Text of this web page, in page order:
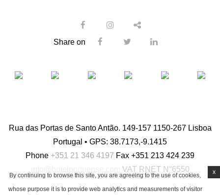
Share on
Rua das Portas de Santo Antão. 149-157 1150-267 Lisboa
Portugal • GPS: 38.7173,-9.1415
Phone +351 21 346 4197 Fax +351 213 424 239
VAT RNET N°6550
By continuing to browse this site, you are agreeing to the use of cookies,
whose purpose it is to provide web analytics and measurements of visitor
x